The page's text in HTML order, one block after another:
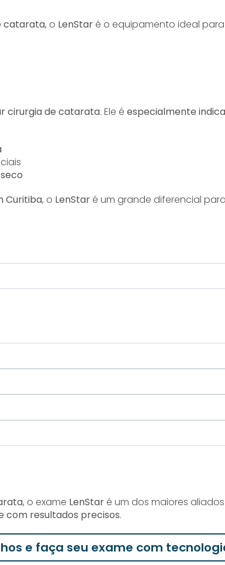
catarata, o LenStar é o equipamento ideal
cirurgia de catarata. Ele é especialmente
Curitiba, o LenStar é um grande diferencial
, o exame LenStaré um dos maiores
com resultados precisos.
e faça seu exame com